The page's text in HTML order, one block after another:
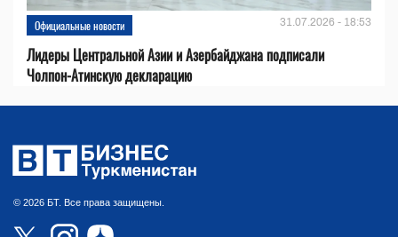
Официальные новости 31.07.2026 - 18:53
Лидеры Центральной Азии и Азербайджана подписали
Чолпон-Атинскую декларацию
© 2026 БТ. Все права защищены.